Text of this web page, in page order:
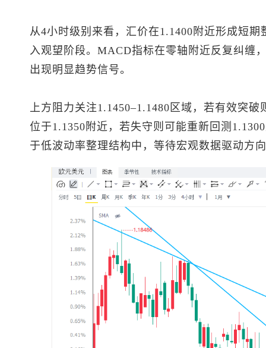
从4小时级别来看，汇价在1.1400附近形成短
入观望阶段。MACD指标在零轴附近反复纠缠
出现明显趋势信号。
上方阻力关注1.1450–1.1480区域，若有效突
位于1.1350附近，若失守则可能重新回测
于低波动率整理结构中，等待宏观数据驱动方